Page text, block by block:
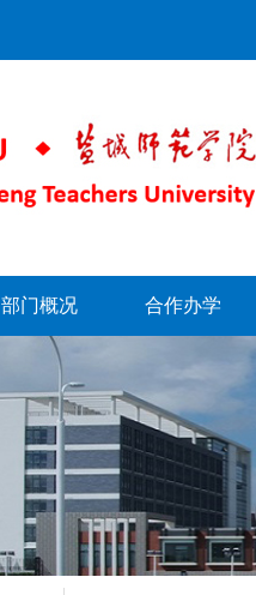
部门概况 合作办学